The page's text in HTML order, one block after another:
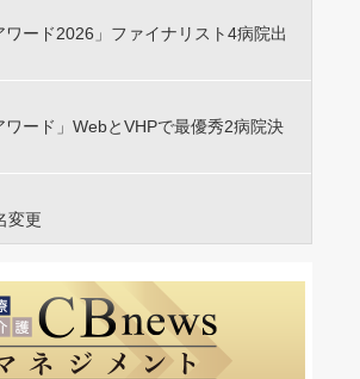
ワード2026」ファイナリスト4病院出
ワード」WebとVHPで最優秀2病院決
変更